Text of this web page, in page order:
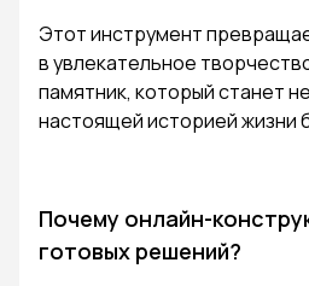
Этот инструмент
в увлекательное
памятник, который станет
настоящей историей жизни
Почему онлайн-
готовых решений?